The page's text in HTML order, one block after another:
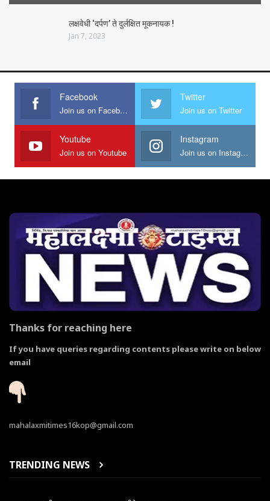
लक्षवेधी ‘दर्पण’ ते दुर्लक्षित मूकनायक !
Jan 7, 2023
Facebook
Join us on Facebook
Twitter
Join us on Twitter
Youtube
Join us on Youtube
Instagram
Join us on Instagram
Thanks for reaching here
If you have queries regarding contents please write on below
email
mahalaxmitimes16kop@gmail.com
TRENDING NEWS